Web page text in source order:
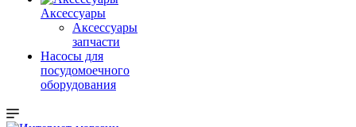
Аксессуары
Аксессуары
запчасти
Насосы для
посудомоечного
оборудования